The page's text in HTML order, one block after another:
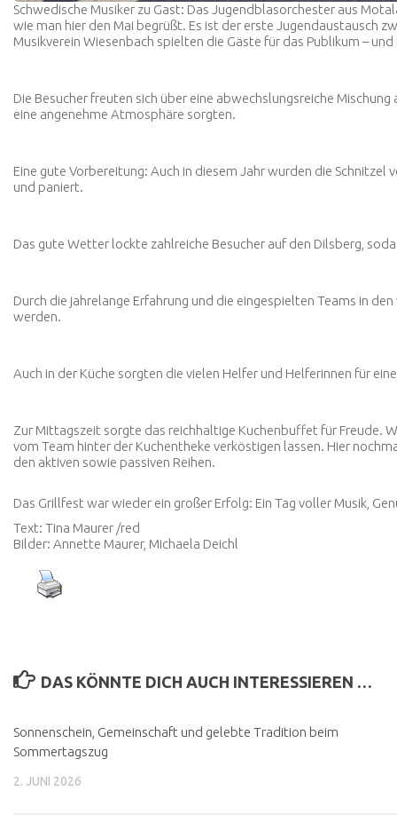
Schwedische Musiker zu Gast: Das Jugendblasorchester aus
wie man hier den Mai begrüßt. Es ist der erste Jugendaustausch
Musikverein Wiesenbach spielten die Gäste für das Publikum –
Die Besucher freuten sich über eine abwechslungsreiche
eine angenehme Atmosphäre sorgten.
Eine gute Vorbereitung: Auch in diesem Jahr wurden die
und paniert.
Das gute Wetter lockte zahlreiche Besucher auf den Dilsberg,
Durch die jahrelange Erfahrung und die eingespielten Teams in
werden.
Auch in der Küche sorgten die vielen Helfer und Helferinnen für
Zur Mittagszeit sorgte das reichhaltige Kuchenbuffet für Freude.
vom Team hinter der Kuchentheke verköstigen lassen. Hier
den aktiven sowie passiven Reihen.
Das Grillfest war wieder ein großer Erfolg: Ein Tag voller Musik,
Text: Tina Maurer /red
Bilder: Annette Maurer, Michaela Deichl
DAS KÖNNTE DICH AUCH INTERESSIEREN …
Sonnenschein, Gemeinschaft und gelebte Tradition beim
Sommertagszug
2. JUNI 2026